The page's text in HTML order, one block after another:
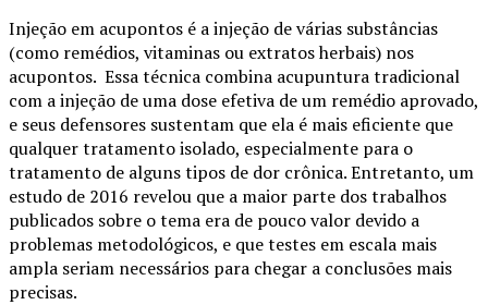
Injeção em acupontos é a injeção de várias substâncias
(como remédios, vitaminas ou extratos herbais) nos
acupontos. Essa técnica combina acupuntura tradicional
com a injeção de uma dose efetiva de um remédio aprovado,
e seus defensores sustentam que ela é mais eficiente que
qualquer tratamento isolado, especialmente para o
tratamento de alguns tipos de dor crônica. Entretanto, um
estudo de 2016 revelou que a maior parte dos trabalhos
publicados sobre o tema era de pouco valor devido a
problemas metodológicos, e que testes em escala mais
ampla seriam necessários para chegar a conclusões mais
precisas.